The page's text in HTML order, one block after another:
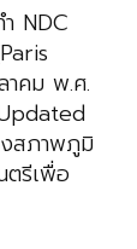
NDC
าคม พ.ศ.
สภาพภูมิ
ตรีเพื่อ